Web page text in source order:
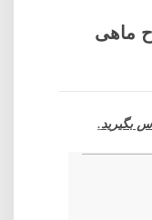
ماهی
بگیرید.